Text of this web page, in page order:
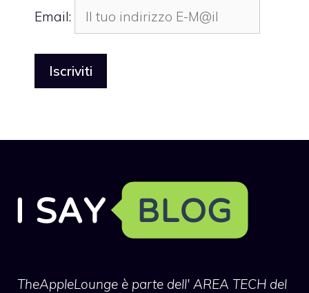
Email:
TheAppleLounge è parte dell' AREA TECH del